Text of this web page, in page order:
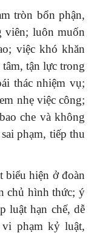
tròn bổn phận,
viên; luôn muốn
việc khó khăn
tận lực trong
thác nhiệm vụ;
nhẹ việc công;
che và không
phạm, tiếp thu
biểu hiện ở đoàn
chủ hình thức; ý
luật hạn chế, dễ
phạm kỷ luật,